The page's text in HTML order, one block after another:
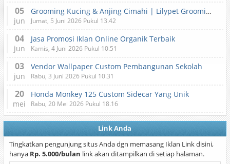
05
jun
Grooming Kucing & Anjing Cimahi | Lilypet Grooming & Pet Hotel
Jumat, 5 Juni 2026 Pukul 13.42
04
jun
Jasa Promosi Iklan Online Organik Terbaik
Kamis, 4 Juni 2026 Pukul 10.51
03
jun
Vendor Wallpaper Custom Pembangunan Sekolah
Rabu, 3 Juni 2026 Pukul 10.31
20
mei
Honda Monkey 125 Custom Sidecar Yang Unik
Rabu, 20 Mei 2026 Pukul 18.16
Link Anda
Tingkatkan pengunjung situs Anda dgn memasang Iklan Link disini,
hanya Rp. 5.000/bulan link akan ditampilkan di setiap halaman.